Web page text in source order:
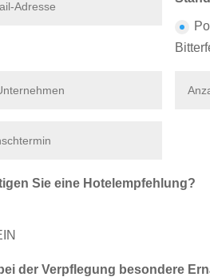
Sie eine Hotelempfehlung?
der Verpflegung besondere